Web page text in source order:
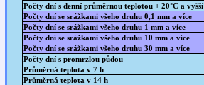
Počty dní s denní průměrnou teplotou + 20°C a vyšší
Počty dní se srážkami všeho druhu 0,1 mm a více
Počty dní se srážkami všeho druhu 1 mm a více
Počty dní se srážkami všeho druhu 10 mm a více
Počty dní se srážkami všeho druhu 30 mm a více
Počty dní s promrzlou půdou
Průměrná teplota v 7 h
Průměrná teplota v 14 h